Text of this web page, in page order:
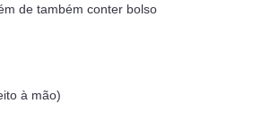
de também conter bolso
à mão)